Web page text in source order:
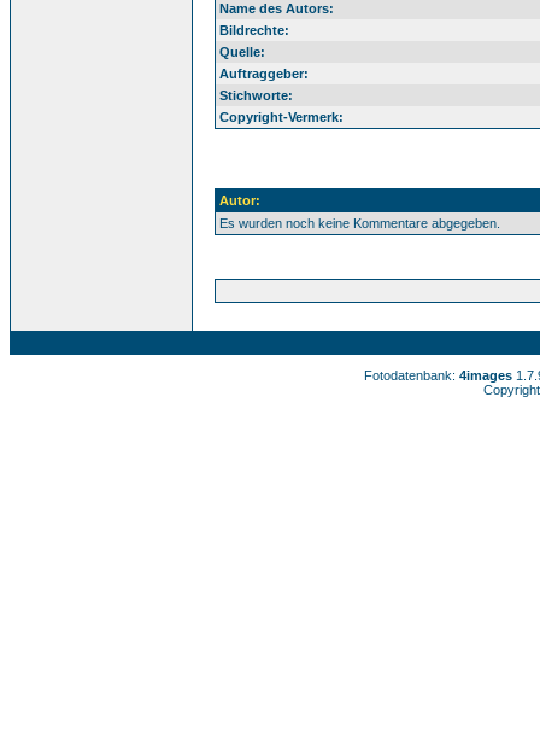
Name des Autors:
Bildrechte:
Quelle:
Auftraggeber:
Stichworte:
Copyright-Vermerk:
Autor:
Es wurden noch keine Kommentare abgegeben.
Fotodatenbank: 4images